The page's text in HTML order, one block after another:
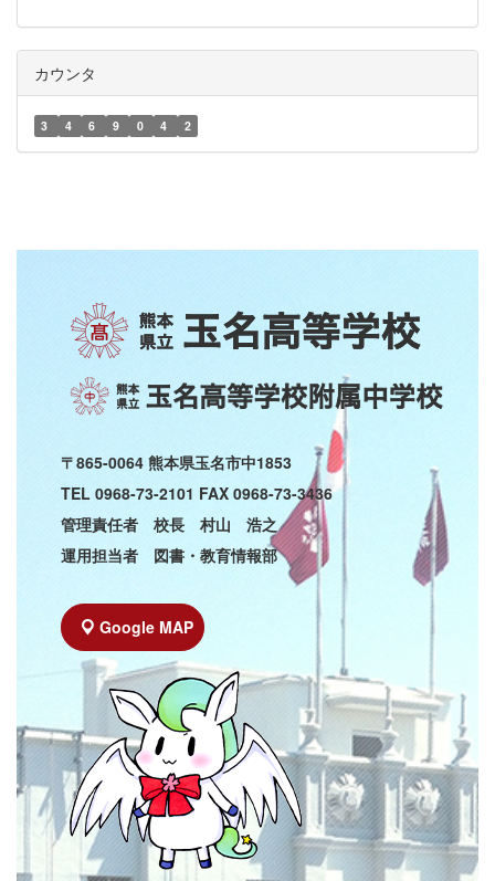
カウンタ
3 4 6 9 0 4 2
〒865-0064 熊本県玉名市中1853
TEL 0968-73-2101 FAX 0968-73-3436
管理責任者 校長 村山 浩之
運用担当者 図書・教育情報部
Google MAP